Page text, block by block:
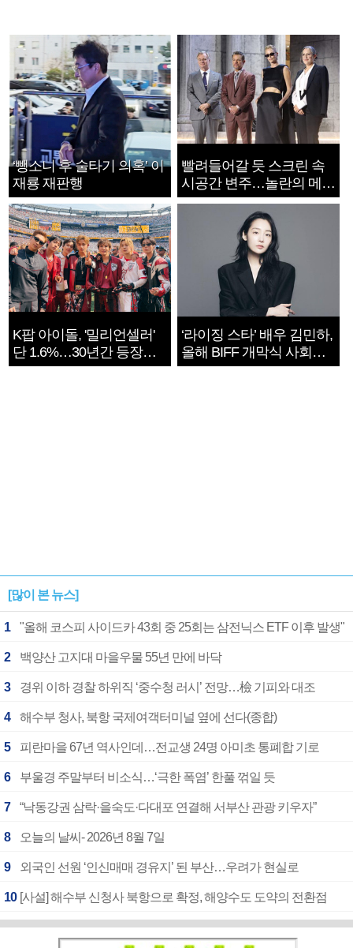
‘뺑소니 후 술타기 의혹’ 이
재룡 재판행
빨려들어갈 듯 스크린 속
시공간 변주…놀란의 메시
지는 ‘전쟁 속죄’
K팝 아이돌, '밀리언셀러'
단 1.6%…30년간 등장
1182개팀 전수조사
‘라이징 스타’ 배우 김민하,
올해 BIFF 개막식 사회자
확정
[많이 본 뉴스]
1 "올해 코스피 사이드카 43회 중 25회는 삼전닉스 ETF 이후 발생"
2 백양산 고지대 마을우물 55년 만에 바닥
3 경위 이하 경찰 하위직 ‘중수청 러시’ 전망…檢 기피와 대조
4 해수부 청사, 북항 국제여객터미널 옆에 선다(종합)
5 피란마을 67년 역사인데…전교생 24명 아미초 통폐합 기로
6 부울경 주말부터 비소식…‘극한 폭염’ 한풀 꺾일 듯
7 “낙동강권 삼락·을숙도·다대포 연결해 서부산 관광 키우자”
8 오늘의 날씨- 2026년 8월 7일
9 외국인 선원 ‘인신매매 경유지’ 된 부산…우려가 현실로
10 [사설] 해수부 신청사 북항으로 확정, 해양수도 도약의 전환점